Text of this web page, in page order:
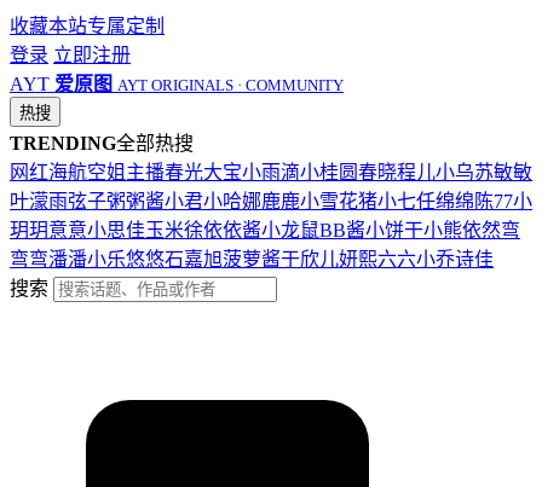
收藏本站专属定制
登录 立即注册
AYT 爱原图 AYT ORIGINALS · COMMUNITY
热搜
TRENDING全部热搜
网红海航空姐 主播春光大宝小雨滴小桂圆春晓程儿小乌苏敏敏
叶濛雨弦子粥粥酱小君小哈娜鹿鹿小雪花猪小七任绵绵 陈77小
玥玥意意小思佳玉米徐依依酱小龙鼠BB酱小饼干小熊依然弯
弯弯潘潘小乐悠悠石嘉旭菠萝酱于欣儿妍熙六六小乔诗佳
搜索